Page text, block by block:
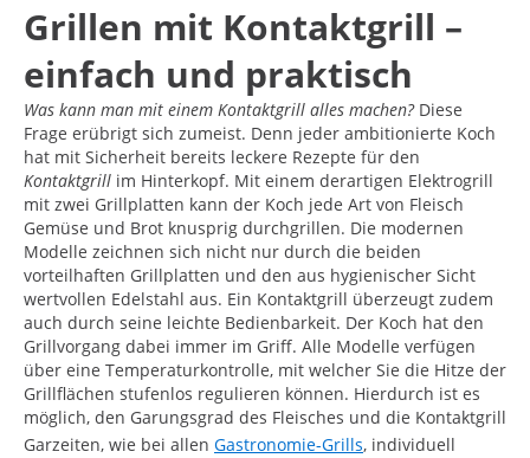
Grillen mit Kontaktgrill –
einfach und praktisch
Was kann man mit einem Kontaktgrill alles machen?Diese
Frage erübrigt sich zumeist. Denn jeder ambitionierte Koch
hat mit Sicherheit bereits leckere Rezepte für den
Kontaktgrill im Hinterkopf. Mit einem derartigen Elektrogrill
mit zwei Grillplatten kann der Koch jede Art von Fleisch
Gemüse und Brot knusprig durchgrillen. Die modernen
Modelle zeichnen sich nicht nur durch die beiden
vorteilhaften Grillplatten und den aus hygienischer Sicht
wertvollen Edelstahl aus. Ein Kontaktgrill überzeugt zudem
auch durch seine leichte Bedienbarkeit. Der Koch hat den
Grillvorgang dabei immer im Griff. Alle Modelle verfügen
über eine Temperaturkontrolle, mit welcher Sie die Hitze der
Grillflächen stufenlos regulieren können. Hierdurch ist es
möglich, den Garungsgrad des Fleisches und die Kontaktgrill
Garzeiten, wie bei allen Gastronomie-Grills, individuell